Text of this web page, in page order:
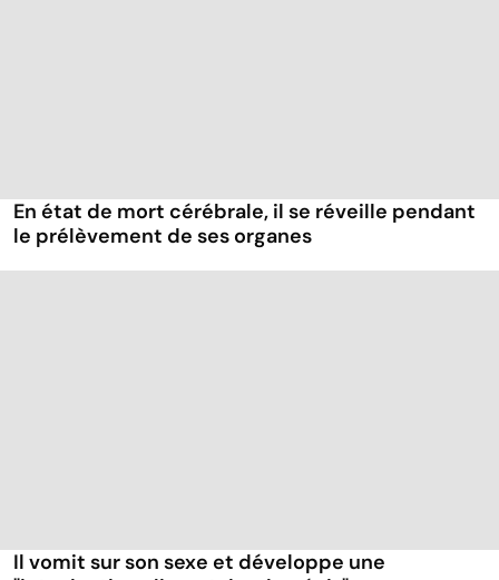
En état de mort cérébrale, il se réveille pendant
le prélèvement de ses organes
Il vomit sur son sexe et développe une